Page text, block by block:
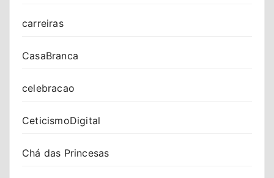
carreiras
CasaBranca
celebracao
CeticismoDigital
Chá das Princesas